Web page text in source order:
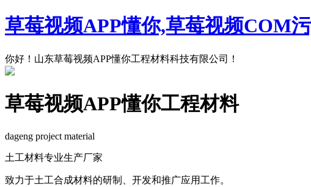
草莓视频APP懂你,草莓视频COM
你好！山东草莓视频APP懂你工程材料科技有限公司！
草莓视频APP懂你工程材料
dageng project material
土工材料专业生产厂家
致力于土工合成材料的研制、开发和推广应用工作。